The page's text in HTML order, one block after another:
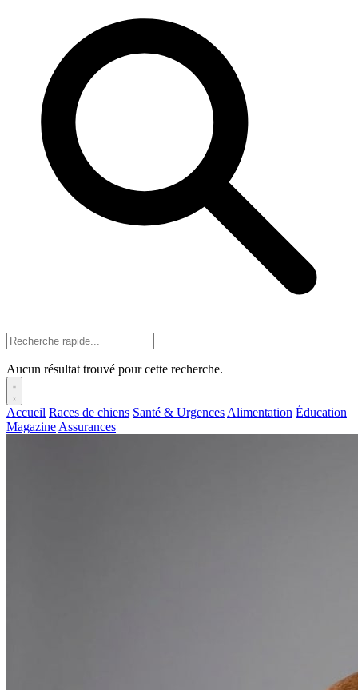
Aucun résultat trouvé pour cette recherche.
Accueil Races de chiens Santé & Urgences Alimentation Éducation
Magazine Assurances